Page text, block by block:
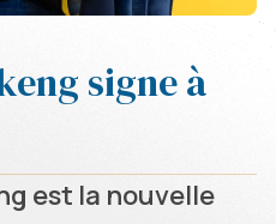
signe à
est la nouvelle